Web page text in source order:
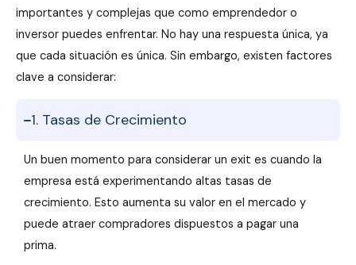
importantes y complejas que como emprendedor o
inversor puedes enfrentar. No hay una respuesta única, ya
que cada situación es única. Sin embargo, existen factores
clave a considerar:
1. Tasas de Crecimiento
Un buen momento para considerar un exit es cuando la
empresa está experimentando altas tasas de
crecimiento. Esto aumenta su valor en el mercado y
puede atraer compradores dispuestos a pagar una
prima.